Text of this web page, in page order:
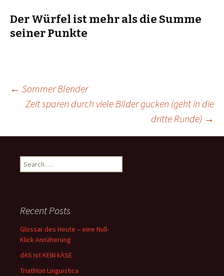
Der Würfel ist mehr als die Summe
seiner Punkte
Post
← Sommer Blender
Zeit sparen durch viele Bilder gucken (geht in die
dritte Runde) →
Search
for:
Recent Posts
Glossar des Heute – eine Null-
Klick Annäherung
dAS Ist KEIN kÄSE
Triathlon Linguistica